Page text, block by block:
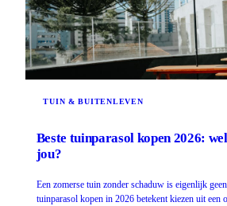
TUIN & BUITENLEVEN
Beste tuinparasol kopen 2026:
jou?
Een zomerse tuin zonder schaduw is eigenlijk
tuinparasol kopen in 2026 betekent kiezen uit een